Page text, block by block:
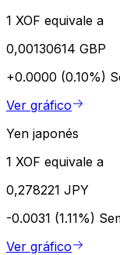
1 XOF equivale a
0,00130614 GBP
+0.0000 (0.10%)
Ver gráfico
Yen japonés
1 XOF equivale a
0,278221 JPY
-0.0031 (1.11%)
Ver gráfico